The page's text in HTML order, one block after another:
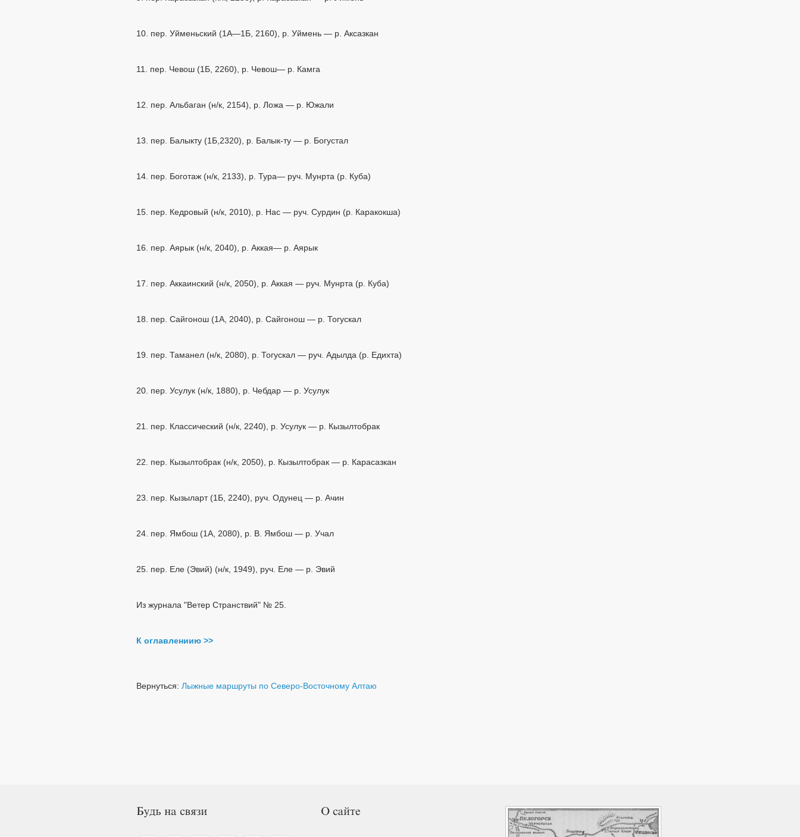
10. пер. Уйменьский (1А—1Б, 2160), р. Уймень — р. Аксазкан
11. пер. Чевош (1Б, 2260), р. Чевош— р. Камга
12. пер. Альбаган (н/к, 2154), р. Ложа — р. Южали
13. пер. Балыкту (1Б,2320), р. Балык-ту — р. Богустал
14. пер. Боготаж (н/к, 2133), р. Тура— руч. Мунрта (р. Куба)
15. пер. Кедровый (н/к, 2010), р. Нас — руч. Сурдин (р. Каракокша)
16. пер. Аярык (н/к, 2040), р. Аккая— р. Аярык
17. пер. Аккаинский (н/к, 2050), р. Аккая — руч. Мунрта (р. Куба)
18. пер. Сайгонош (1А, 2040), р. Сайгонош — р. Тогускал
19. пер. Таманел (н/к, 2080), р. Тогускал — руч. Адылда (р. Едихта)
20. пер. Усулук (н/к, 1880), р. Чебдар — р. Усулук
21. пер. Классический (н/к, 2240), р. Усулук — р. Кызылтобрак
22. пер. Кызылтобрак (н/к, 2050), р. Кызылтобрак — р. Карасазкан
23. пер. Кызыларт (1Б, 2240), руч. Одунец — р. Ачин
24. пер. Ямбош (1А, 2080), р. В. Ямбош — р. Учал
25. пер. Еле (Эвий) (н/к, 1949), руч. Еле — р. Эвий
Из журнала "Ветер Странствий" № 25.
К оглавлениию >>
Вернуться: Лыжные маршруты по Северо-Восточному Алтаю